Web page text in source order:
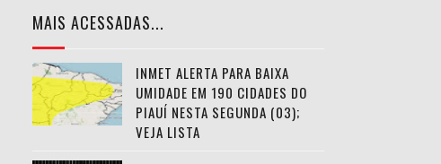
MAIS ACESSADAS...
INMET ALERTA PARA BAIXA
UMIDADE EM 190 CIDADES DO
PIAUÍ NESTA SEGUNDA (03);
VEJA LISTA